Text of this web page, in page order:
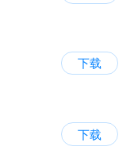
下载
下载